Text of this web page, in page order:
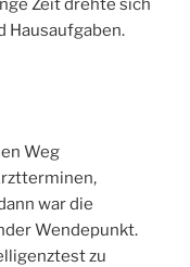
Zeit drehte sich
Hausaufgaben.
Weg
war die
Wendepunkt.
zu